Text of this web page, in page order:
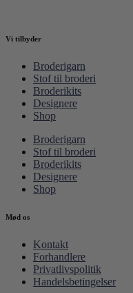
Vi tilbyder
Broderigarn
Stof til broderi
Broderikits
Designere
Shop
Broderigarn
Stof til broderi
Broderikits
Designere
Shop
Mød os
Kontakt
Forhandlere
Privatlivspolitik
Handelsbetingelser